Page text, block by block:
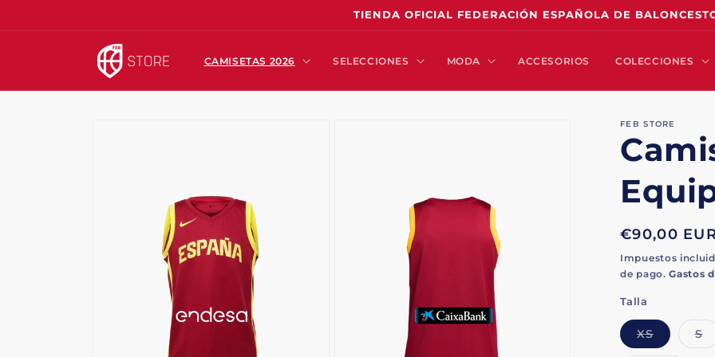
TIENDA OFICIAL FEDERACIÓN ESPAÑOLA DE
CAMISETAS 2026 SELECCIONES MODA ACCESORIOS COLECCIONES
FEB STORE
Precio
habitual
€90,00
Impuestos
de pago.Gastos
Talla
XSVariante
agotada
S